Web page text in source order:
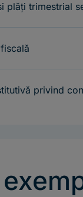
plăți trimestrial
privind